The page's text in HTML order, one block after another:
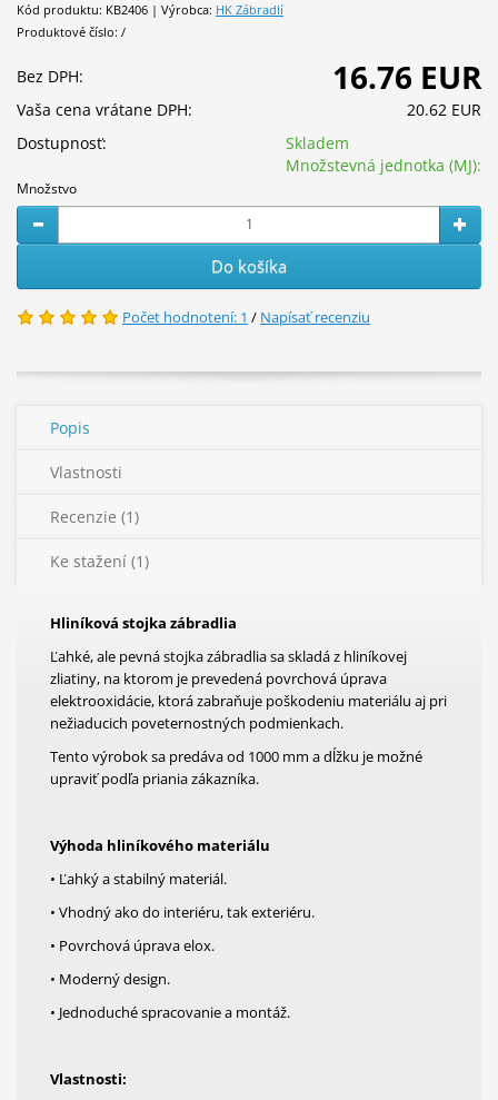
Kód produktu: KB2406 | Výrobca: HK Zábradlí
Produktové číslo: /
Bez DPH: 16.76 EUR
Vaša cena vrátane DPH:
20.62 EUR
Dostupnosť:
Skladem
Množstevná jednotka (MJ):
Množstvo
Do košíka
Počet hodnotení: 1 / Napísať recenziu
Popis
Vlastnosti
Recenzie (1)
Ke stažení (1)
Hliníková stojka zábradlia
Ľahké, ale pevná stojka zábradlia sa skladá z hliníkovej
zliatiny, na ktorom je prevedená povrchová úprava
elektrooxidácie, ktorá zabraňuje poškodeniu materiálu aj pri
nežiaducich poveternostných podmienkach.
Tento výrobok sa predáva od 1000 mm a dĺžku je možné
upraviť podľa priania zákazníka.
Výhoda hliníkového materiálu
• Ľahký a stabilný materiál.
• Vhodný ako do interiéru, tak exteriéru.
• Povrchová úprava elox.
• Moderný design.
• Jednoduché spracovanie a montáž.
Vlastnosti: